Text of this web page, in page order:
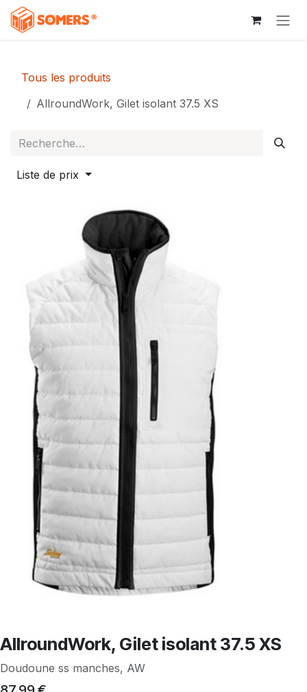
Se rendre au contenu
Tous les produits
AllroundWork, Gilet isolant 37.5 XS
Liste de prix
AllroundWork, Gilet isolant 37.5 XS
Doudoune ss manches, AW